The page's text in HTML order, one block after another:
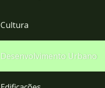
Cultura
Desenvolvimento Urbano